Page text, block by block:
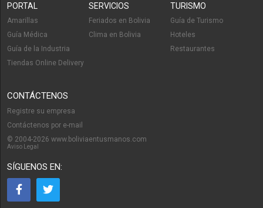
PORTAL
Amarillas
Guía Médica
Guía de la Industria
Tiendas Online Delivery
SERVICIOS
Feriados en Bolivia
Clima en Bolivia
TURISMO
Guía de Turismo
Hoteles
Restaurantes
CONTÁCTENOS
Registre su empresa
Contáctenos por e-mail
© 2004-2026 www.boliviaentusmanos.com
Aviso Legal
SÍGUENOS EN: